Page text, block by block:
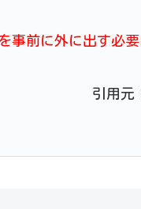
前に外に出す必要
引用